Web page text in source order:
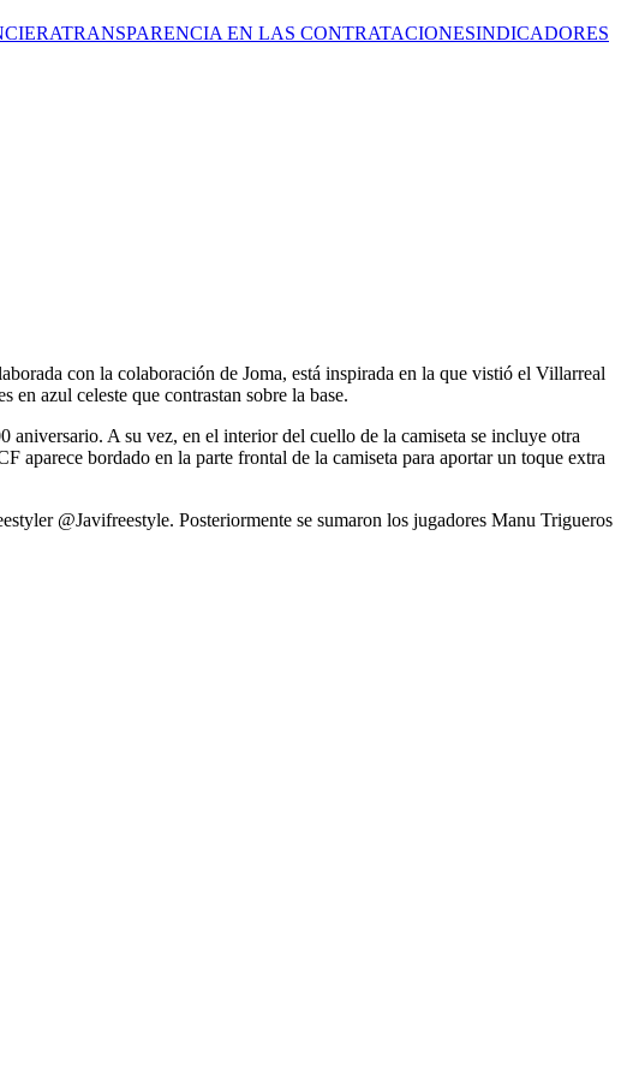
TRANSPARENCIA EN LAS CONTRATACIONESINDICADORES
con la colaboración de Joma, está inspirada en la que vistió el Villarreal
azul celeste que contrastan sobre la base.
A su vez, en el interior del cuello de la camiseta se incluye otra
bordado en la parte frontal de la camiseta para aportar un toque extra
@Javifreestyle. Posteriormente se sumaron los jugadores Manu Trigueros